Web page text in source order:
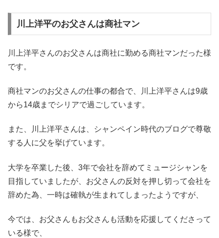
川上洋平のお父さんは商社マン
川上洋平さんのお父さんは商社に勤める商社マンだった様
です。
商社マンのお父さんの仕事の都合で、川上洋平さんは9歳
から14歳までシリアで過ごしています。
また、川上洋平さんは、シャンペイン時代のブログで尊敬
する人に父を挙げています。
大学を卒業した後、3年で会社を辞めてミュージシャンを
目指していましたが、お父さんの反対を押し切って会社を
辞めた為、一時は確執が生まれてしまったようですが、
今では、お父さんもお父さんも活動を応援してくださって
いる様で、